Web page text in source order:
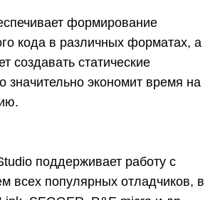
формирование
кода в различных форматах, а
создавать статические
значительно экономит время на
поддерживает работу с
всех популярных отладчиков, в